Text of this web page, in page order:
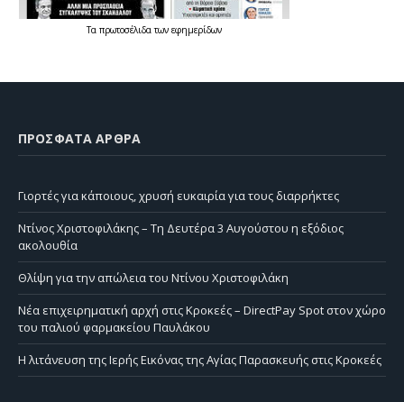
Τα πρωτοσέλιδατων εφημερίδων
ΠΡΌΣΦΑΤΑ ΆΡΘΡΑ
Γιορτές για κάποιους, χρυσή ευκαιρία για τους διαρρήκτες
Ντίνος Χριστοφιλάκης – Τη Δευτέρα 3 Αυγούστου η εξόδιος
ακολουθία
Θλίψη για την απώλεια του Ντίνου Χριστοφιλάκη
Νέα επιχειρηματική αρχή στις Κροκεές – DirectPay Spot στον χώρο
του παλιού φαρμακείου Παυλάκου
Η λιτάνευση της Ιερής Εικόνας της Αγίας Παρασκευής στις Κροκεές